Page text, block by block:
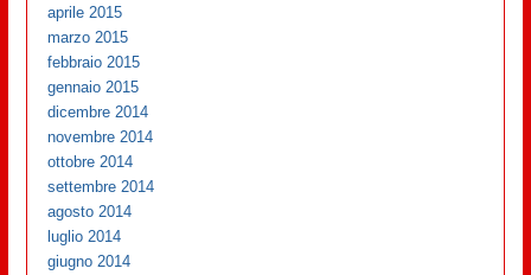
aprile 2015
marzo 2015
febbraio 2015
gennaio 2015
dicembre 2014
novembre 2014
ottobre 2014
settembre 2014
agosto 2014
luglio 2014
giugno 2014